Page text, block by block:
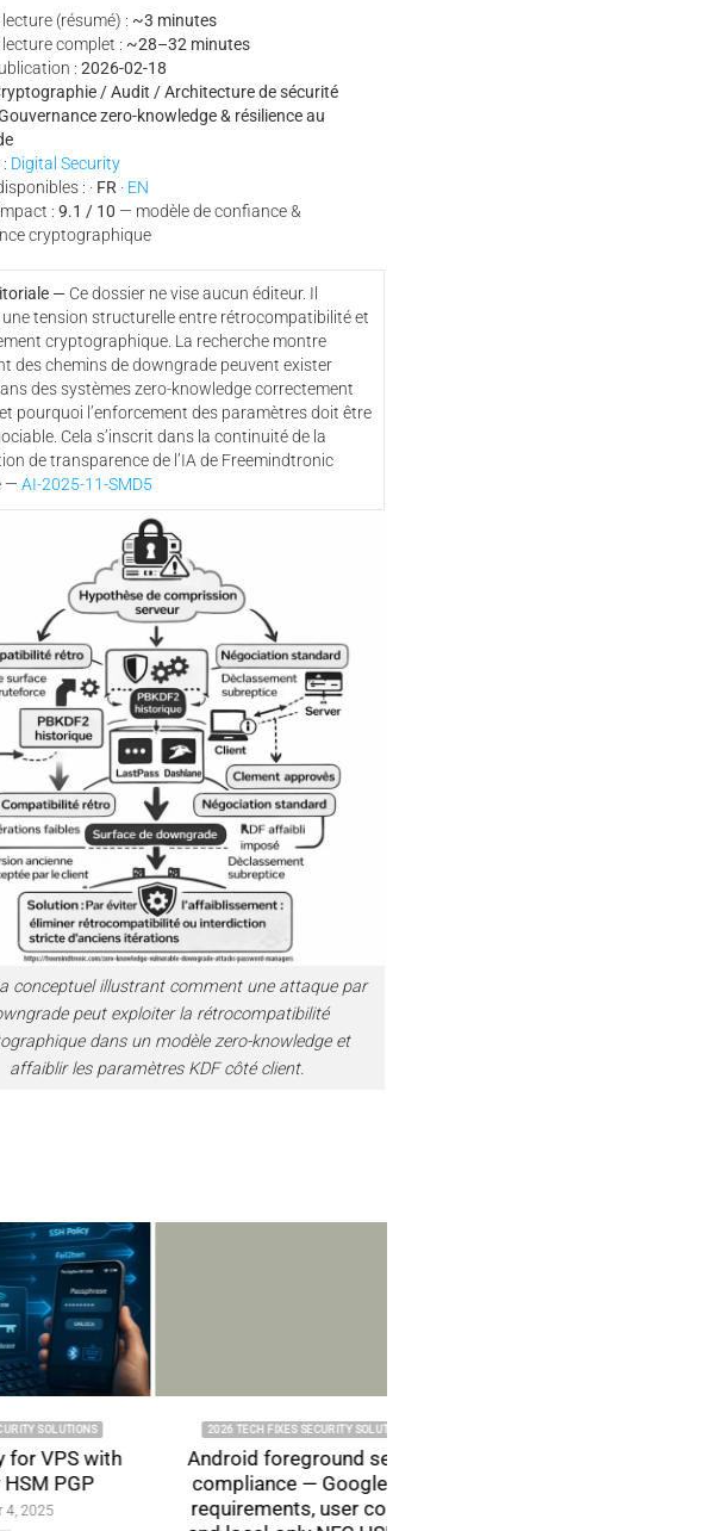
(résumé) : ~3 minutes
complet : ~28–32 minutes
: 2026-02-18
/ Audit / Architecture de sécurité
zero-knowledge & résilience au
Digital Security
: · FR · EN
: 9.1 / 10 — modèle de confiance &
cryptographique
— Ce dossier ne vise aucun éditeur. Il
tension structurelle entre rétrocompatibilité et
cryptographique. La recherche montre
des chemins de downgrade peuvent exister
des systèmes zero-knowledge correctement
pourquoi l’enforcement des paramètres doit être
Cela s’inscrit dans la continuité de la
de transparence de l’IA de Freemindtronic
— AI-2025-11-SMD5
conceptuel illustrant comment une attaque par
peut exploiter la rétrocompatibilité
dans un modèle zero-knowledge et
affaiblir les paramètres KDF côté client.
2025 DIGITAL SECURITY TECH FIXES SECURITY
SOLUTIONS TECHNICAL NEWS
SSH Key PassCypher HSM
PGP — Sécuriser l’accès multi-
OS à un VPS